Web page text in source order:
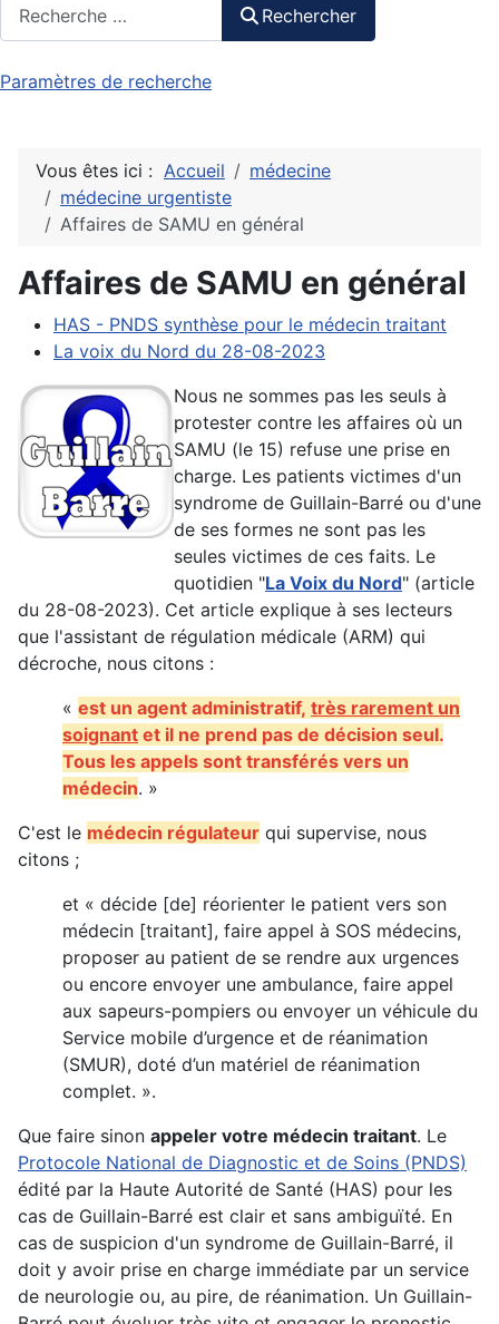
Rechercher
Paramètres de recherche
Vous êtes ici : Accueil
médecine
médecine urgentiste
Affaires de SAMU en général
Affaires de SAMU en général
HAS - PNDS synthèse pour le médecin traitant
La voix du Nord du 28-08-2023
Nous ne sommes pas les seuls à
protester contre les affaires où un
SAMU (le 15) refuse une prise en
charge. Les patients victimes d'un
syndrome de Guillain-Barré ou d'une
de ses formes ne sont pas les
seules victimes de ces faits. Le
quotidien "La Voix du Nord" (article
du 28-08-2023). Cet article explique à ses lecteurs
que l'assistant de régulation médicale (ARM) qui
décroche, nous citons :
« est un agent administratif, très rarement un
soignant et il ne prend pas de décision seul.
Tous les appels sont transférés vers un
médecin. »
C'est le médecin régulateur qui supervise, nous
citons ;
et « décide [de] réorienter le patient vers son
médecin [traitant], faire appel à SOS médecins,
proposer au patient de se rendre aux urgences
ou encore envoyer une ambulance, faire appel
aux sapeurs-pompiers ou envoyer un véhicule du
Service mobile d’urgence et de réanimation
(SMUR), doté d’un matériel de réanimation
complet. ».
Que faire sinon appeler votre médecin traitant. Le
Protocole National de Diagnostic et de Soins (PNDS)
édité par la Haute Autorité de Santé (HAS) pour les
cas de Guillain-Barré est clair et sans ambiguïté. En
cas de suspicion d'un syndrome de Guillain-Barré, il
doit y avoir prise en charge immédiate par un service
de neurologie ou, au pire, de réanimation. Un Guillain-